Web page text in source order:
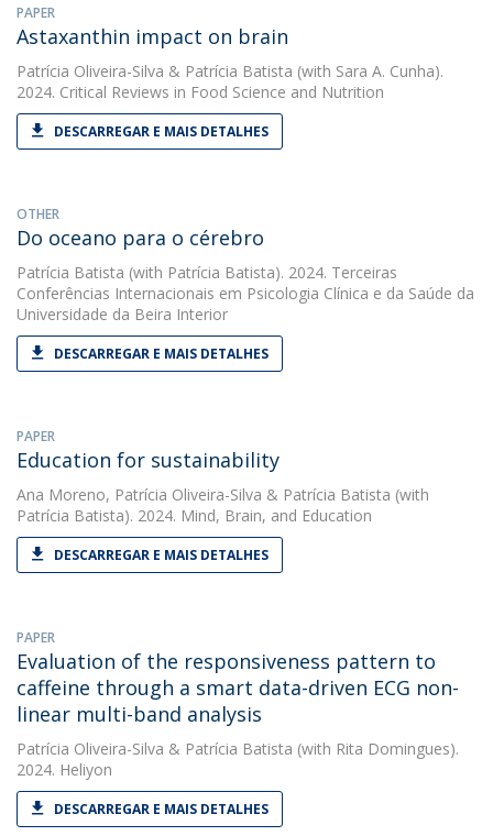
PAPER
Astaxanthin impact on brain
Patrícia Oliveira-Silva & Patrícia Batista (with Sara A. Cunha).
2024. Critical Reviews in Food Science and Nutrition
DESCARREGAR E MAIS DETALHES
OTHER
Do oceano para o cérebro
Patrícia Batista (with Patrícia Batista). 2024. Terceiras
Conferências Internacionais em Psicologia Clínica e da Saúde da
Universidade da Beira Interior
DESCARREGAR E MAIS DETALHES
PAPER
Education for sustainability
Ana Moreno, Patrícia Oliveira-Silva & Patrícia Batista (with
Patrícia Batista). 2024. Mind, Brain, and Education
DESCARREGAR E MAIS DETALHES
PAPER
Evaluation of the responsiveness pattern to
caffeine through a smart data-driven ECG non-
linear multi-band analysis
Patrícia Oliveira-Silva & Patrícia Batista (with Rita Domingues).
2024. Heliyon
DESCARREGAR E MAIS DETALHES